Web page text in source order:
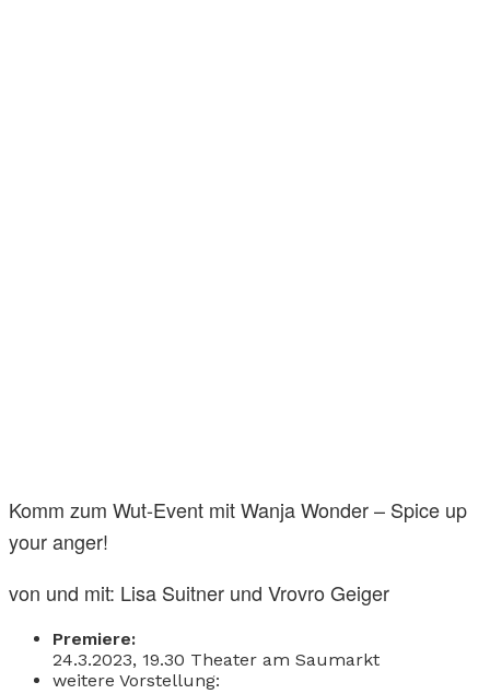
Komm zum Wut-Event mit Wanja Wonder – Spice up
your anger!
von und mit: Lisa Suitner und Vrovro Geiger
Premiere:
24.3.2023, 19.30 Theater am Saumarkt
weitere Vorstellung: